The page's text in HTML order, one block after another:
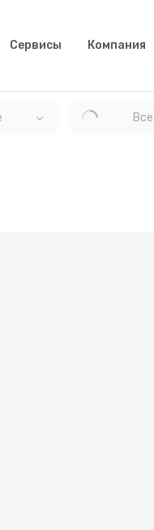
Сервисы Компания